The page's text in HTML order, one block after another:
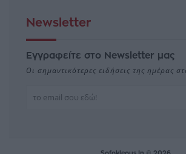
Newsletter
Εγγραφείτε στο Newsletter μας
Οι σημαντικότερες ειδήσεις της ημέρας